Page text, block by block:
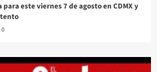
para este viernes 7 de agosto en CDMX y
0